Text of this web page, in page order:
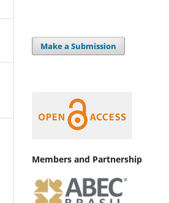
Make a Submission
Members and Partnership